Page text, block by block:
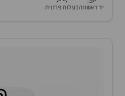
יד ראשונהבעלות פרטית